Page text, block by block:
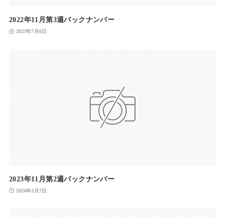
2022年11月第3週バックナンバー
2023年7月6日
2023年11月第2週バックナンバー
2024年3月7日